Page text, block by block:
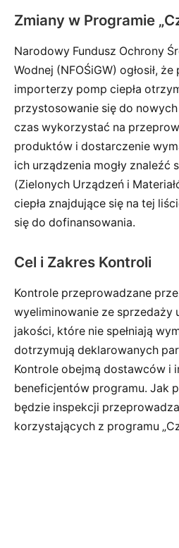
Zmiany w Programie
Narodowy Fundusz Ochrony
Wodnej (NFOŚiGW) ogłosił,
importerzy pomp ciepła
przystosowanie się do
czas wykorzystać na
produktów i dostarczenie
ich urządzenia mogły znaleźć
(Zielonych Urządzeń i
ciepła znajdujące się na tej
się do dofinansowania.
Cel i Zakres Kontroli
Kontrole przeprowadzane
wyeliminowanie ze sprzedaży
jakości, które nie spełniają
dotrzymują deklarowanych
Kontrole obejmą dostawców i
beneficjentów programu. Jak
będzie inspekcji
korzystających z programu